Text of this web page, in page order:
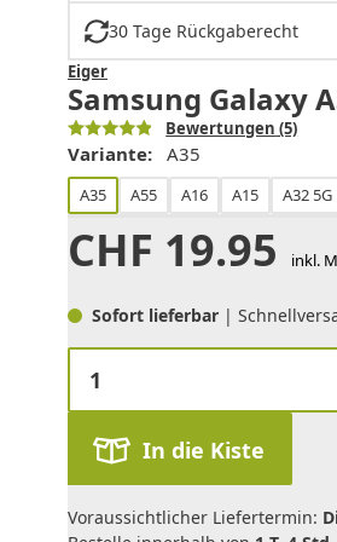
30 Tage Rückgaberecht
Eiger
Samsung Galaxy
Bewertungen (5)
Variante: A35
A35 A55 A16 A15 A32 5G
CHF 19.95 inkl.
Sofort lieferbar |
In die Kiste
Voraussichtlicher Liefertermin: